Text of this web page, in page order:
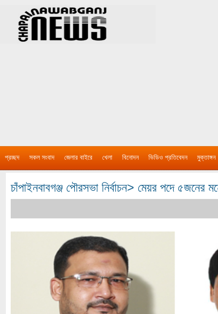
প্রচ্ছদ সকল সংবাদ জেলার বাইরে খেলা বিনোদন ভিডিও প্রতিবেদন মুক্তাঙ্গন
চাঁপাইনবাবগঞ্জ পৌরসভা নির্বাচন> মেয়র পদে